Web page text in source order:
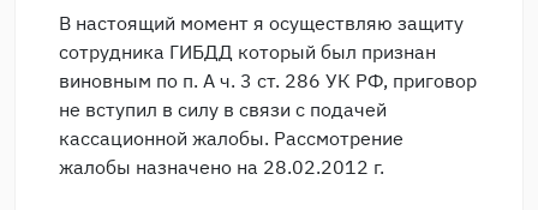
В настоящий момент я осуществляю защиту
сотрудника ГИБДД который был признан
виновным по п. А ч. 3 ст. 286 УК РФ, приговор
не вступил в силу в связи с подачей
кассационной жалобы. Рассмотрение
жалобы назначено на 28.02.2012 г.